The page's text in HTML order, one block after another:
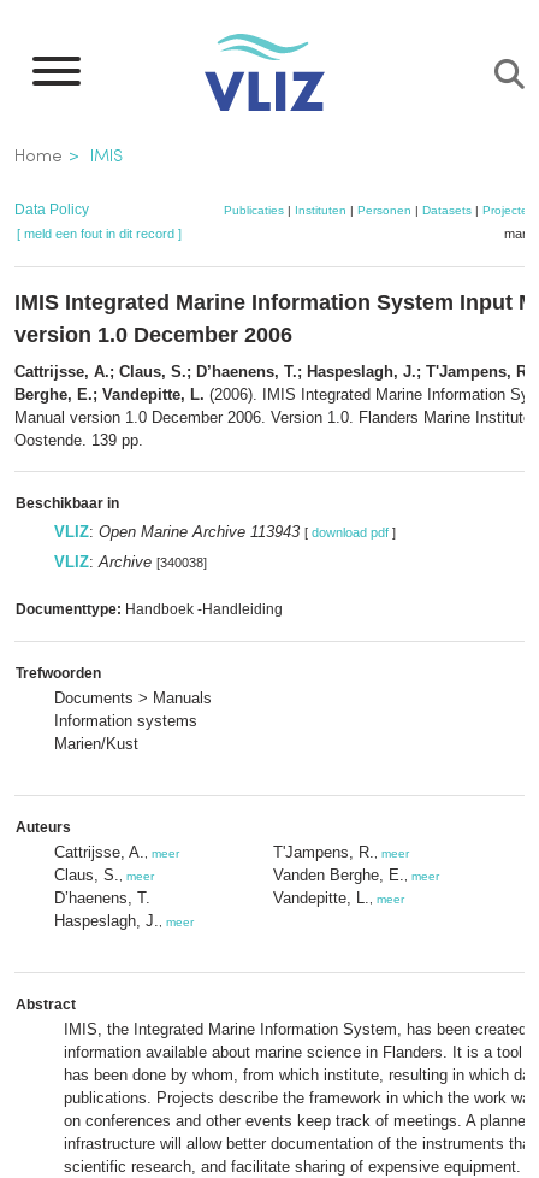
naar
inhoud
gaan
Kruimelpad
Home IMIS
Data Policy Publicaties| Instituten | Personen | Datasets| Projecten
[ meld een fout in dit record ]
IMIS Integrated Marine Information System Input
version 1.0 December 2006
Cattrijsse, A.; Claus, S.; D’haenens, T.; Haspeslagh, J.; T'Jampens,
Berghe, E.; Vandepitte, L. (2006). IMIS Integrated Marine Information
Manual version 1.0 December 2006. Version 1.0. Flanders Marine Institute
Oostende. 139 pp.
Beschikbaar in
VLIZ: Open Marine Archive 113943 [ download pdf ]
VLIZ:Archive [340038]
Documenttype: Handboek -Handleiding
Trefwoorden
Documents > Manuals
Information systems
Marien/Kust
Auteurs
Cattrijsse, A. meer
Claus, S. meer
D’haenens, T.
Haspeslagh, J.
meer
T'Jampens, R. meer
Vanden Berghe, E. meer
Vandepitte, L. meer
Abstract
IMIS, the Integrated Marine Information System, has been created
information available about marine science in Flanders. It is a tool
has been done by whom, from which institute, resulting in which
publications. Projects describe the framework in which the work
on conferences and other events keep track of meetings. A planned
infrastructure will allow better documentation of the instruments
scientific research, and facilitate sharing of expensive equipment.